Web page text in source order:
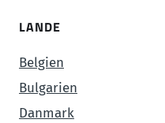
LANDE
Belgien
Bulgarien
Danmark